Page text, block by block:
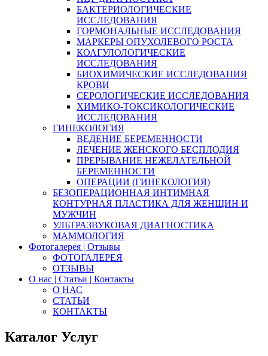
БАКТЕРИОЛОГИЧЕСКИЕ
ИССЛЕДОВАНИЯ
ГОРМОНАЛЬНЫЕ ИССЛЕДОВАНИЯ
МАРКЕРЫ ОПУХОЛЕВОГО РОСТА
КОАГУЛОЛОГИЧЕСКИЕ
ИССЛЕДОВАНИЯ
БИОХИМИЧЕСКИЕ ИССЛЕДОВАНИЯ
КРОВИ
СЕРОЛОГИЧЕСКИЕ ИССЛЕДОВАНИЯ
ХИМИКО-ТОКСИКОЛОГИЧЕСКИЕ
ИССЛЕДОВАНИЯ
ГИНЕКОЛОГИЯ
ВЕДЕНИЕ БЕРЕМЕННОСТИ
ЛЕЧЕНИЕ ЖЕНСКОГО БЕСПЛОДИЯ
ПРЕРЫВАНИЕ НЕЖЕЛАТЕЛЬНОЙ
БЕРЕМЕННОСТИ
ОПЕРАЦИИ (ГИНЕКОЛОГИЯ)
БЕЗОПЕРАЦИОННАЯ ИНТИМНАЯ
КОНТУРНАЯ ПЛАСТИКА ДЛЯ ЖЕНЩИН И
МУЖЧИН
УЛЬТРАЗВУКОВАЯ ДИАГНОСТИКА
МАММОЛОГИЯ
Фотогалерея | Отзывы
ФОТОГАЛЕРЕЯ
ОТЗЫВЫ
О нас | Статьи | Контакты
О НАС
СТАТЬИ
КОНТАКТЫ
Каталог Услуг